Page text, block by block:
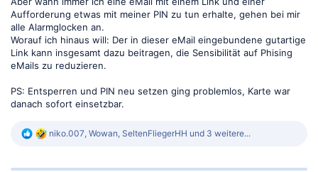
Aufforderung etwas mit meiner PIN zu tun erhalte, gehen bei mir
alle Alarmglocken an.
Worauf ich hinaus will: Der in dieser eMail eingebundene gutartige
Link kann insgesamt dazu beitragen, die Sensibilität auf Phising
eMails zu reduzieren.
PS: Entsperren und PIN neu setzen ging problemlos, Karte war
danach sofort einsetzbar.
R
k
niko.007, Wowan, SeltenFliegerHH und 3 weitere...